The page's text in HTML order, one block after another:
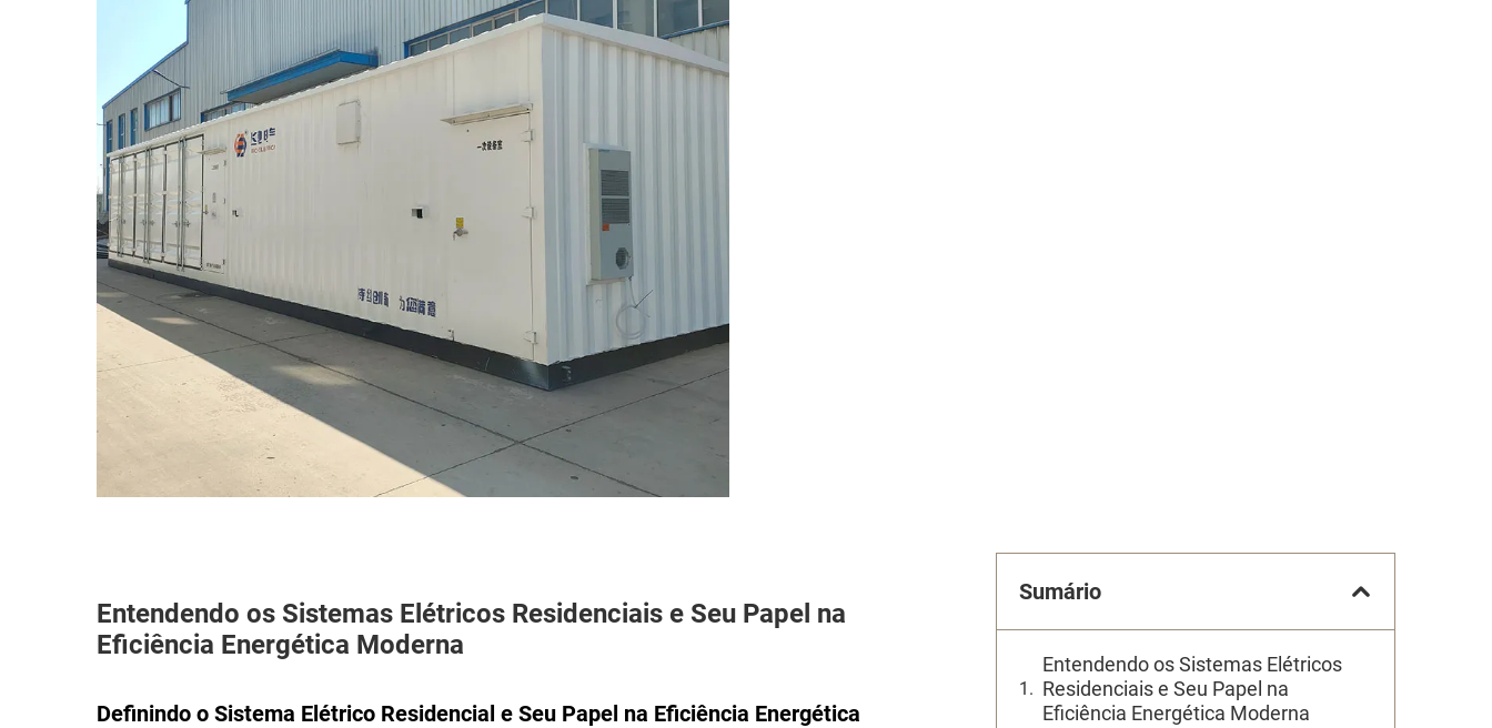
Entendendo os Sistemas Elétricos Residenciais e Seu Papel na
Eficiência Energética Moderna
Definindo o Sistema Elétrico Residencial e Seu Papel na Eficiência Energética
Sumário
Entendendo os Sistemas Elétricos
Residenciais e Seu Papel na
Eficiência Energética Moderna